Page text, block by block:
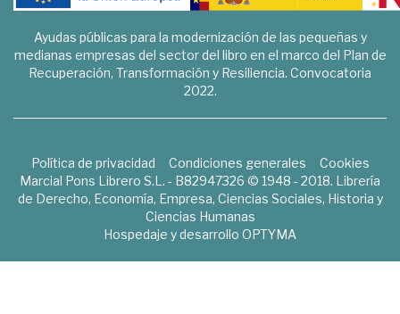
Ayudas públicas para la modernización de las pequeñas y
medianas empresas del sector del libro en el marco del Plan de
Recuperación, Transformación y Resiliencia. Convocatoria
2022.
Política de privacidad Condiciones generales
Cookies
Marcial Pons Librero S.L. - B82947326 © 1948 - 2018. Librería
de Derecho, Economía, Empresa, Ciencias Sociales, Historia y
Ciencias Humanas
Hospedaje y desarrollo OPTYMA